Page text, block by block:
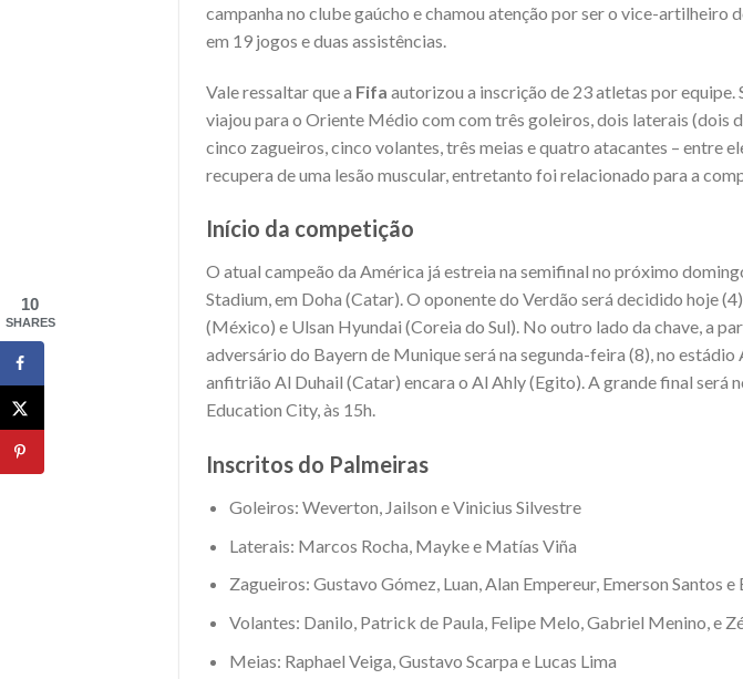
campanha no clube gaúcho e chamou atenção por ser o vice-artilheiro
em 19 jogos e duas assistências.
Vale ressaltar que a Fifa autorizou a inscrição de 23 atletas por equipe.
viajou para o Oriente Médio com com três goleiros, dois laterais (dois
cinco zagueiros, cinco volantes, três meias e quatro atacantes – entre
recupera de uma lesão muscular, entretanto foi relacionado para a
Início da competição
O atual campeão da América já estreia na semifinal no próximo
Stadium, em Doha (Catar). O oponente do Verdão será decidido hoje
(México) e Ulsan Hyundai (Coreia do Sul). No outro lado da chave, a
adversário do Bayern de Munique será na segunda-feira (8), no
anfitrião Al Duhail (Catar) encara o Al Ahly (Egito). A grande final será
Education City, às 15h.
Inscritos do Palmeiras
Goleiros: Weverton, Jailson e Vinicius Silvestre
Laterais: Marcos Rocha, Mayke e Matías Viña
Zagueiros: Gustavo Gómez, Luan, Alan Empereur, Emerson Santos
Volantes: Danilo, Patrick de Paula, Felipe Melo, Gabriel Menino, e
Meias: Raphael Veiga, Gustavo Scarpa e Lucas Lima
10
SHARES